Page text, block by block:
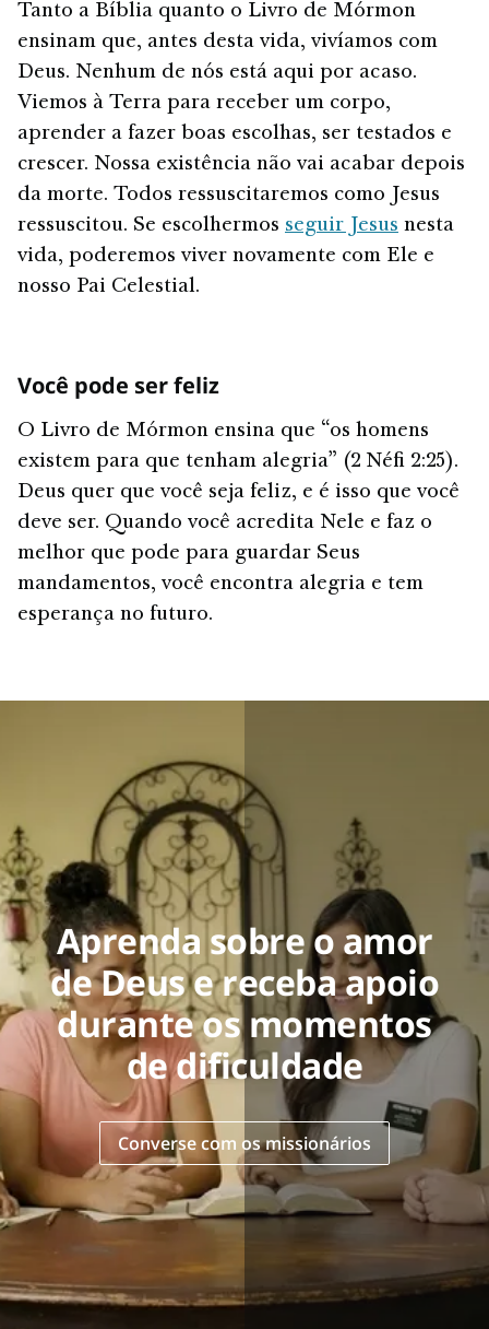
Tanto a Bíblia quanto o Livro de Mórmon
ensinam que, antes desta vida, vivíamos com
Deus. Nenhum de nós está aqui por acaso.
Viemos à Terra para receber um corpo,
aprender a fazer boas escolhas, ser testados e
crescer. Nossa existência não vai acabar depois
da morte. Todos ressuscitaremos como Jesus
ressuscitou. Se escolhermos seguir Jesus nesta
vida, poderemos viver novamente com Ele e
nosso Pai Celestial.
Você pode ser feliz
O Livro de Mórmon ensina que “os homens
existem para que tenham alegria” (2 Néfi 2:25).
Deus quer que você seja feliz, e é isso que você
deve ser. Quando você acredita Nele e faz o
melhor que pode para guardar Seus
mandamentos, você encontra alegria e tem
esperança no futuro.
Aprenda sobre o amor
de Deus e receba apoio
durante os momentos
de dificuldade
Converse com os missionários